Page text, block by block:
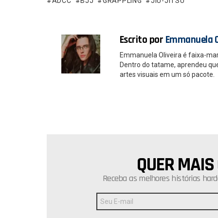
o
p
Escrito por Emmanuela
Emmanuela Oliveira é faixa-
Dentro do tatame, aprendeu
artes visuais em um só pacote.
QUER
Receba as melhores histórias
Endereço
de
E-